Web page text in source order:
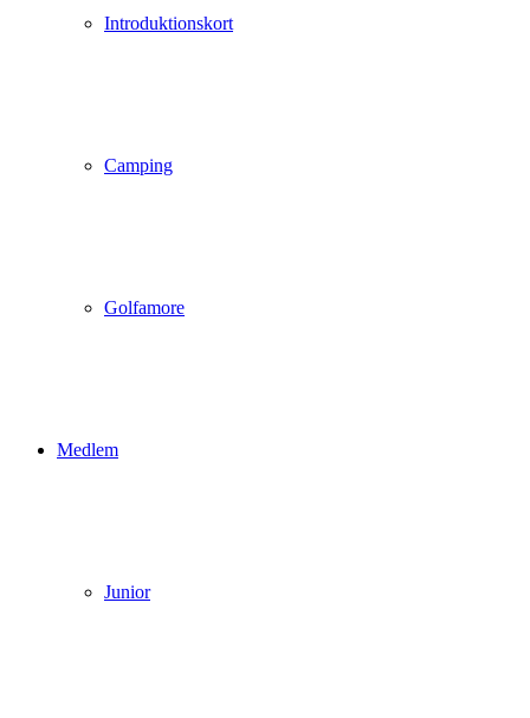
Introduktionskort
Camping
Golfamore
Medlem
Junior